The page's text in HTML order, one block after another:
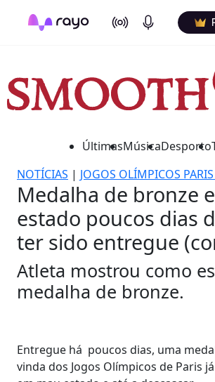
On Air Podcasts
ÚltimasMúsicaDesporto
NOTÍCIAS | JOGOS OLÍMPICOS
Medalha de bronze
estado poucos dias
ter sido entregue
Atleta mostrou como
medalha de bronze.
Entregue há poucos dias, uma
vinda dos Jogos Olímpicos de Paris